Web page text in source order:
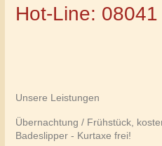
Hot-Line:
Unsere Leistungen
Übernachtung / Frühstück,
Badeslipper - Kurtaxe frei!